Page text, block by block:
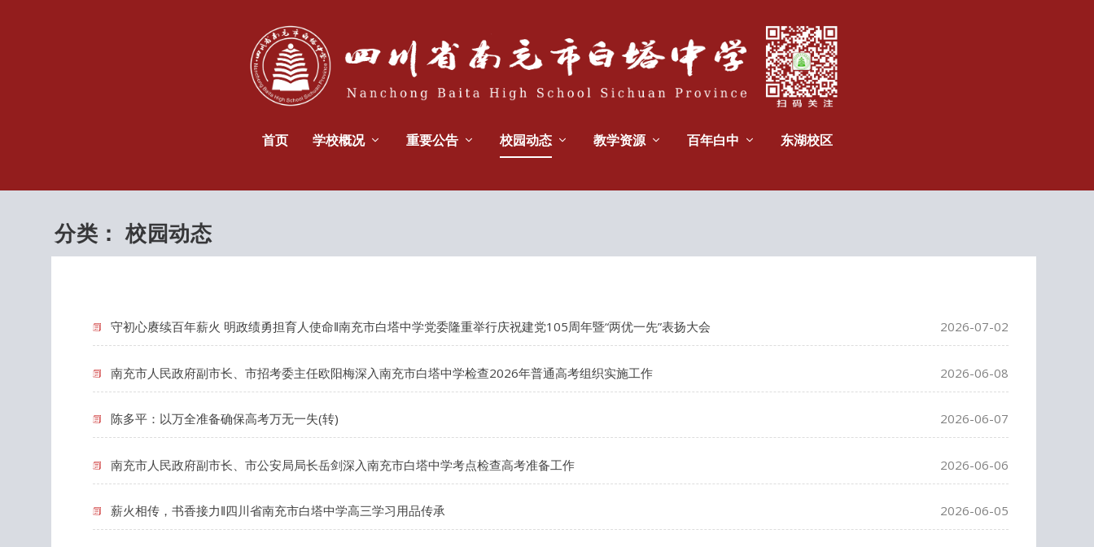
首页 学校概况 重要公告 校园动态 教学资源 百年白中 东湖校区
分类：校园动态
守初心赓续百年薪火 明政绩勇担育人使命‖南充市白塔中学党委隆重举行庆祝建党105周年暨“两优一先”表扬大会 2026-07-02
南充市人民政府副市长、市招考委主任欧阳梅深入南充市白塔中学检查2026年普通高考组织实施工作 2026-06-08
陈多平：以万全准备确保高考万无一失(转) 2026-06-07
南充市人民政府副市长、市公安局局长岳剑深入南充市白塔中学考点检查高考准备工作 2026-06-06
薪火相传，书香接力‖四川省南充市白塔中学高三学习用品传承 2026-06-05